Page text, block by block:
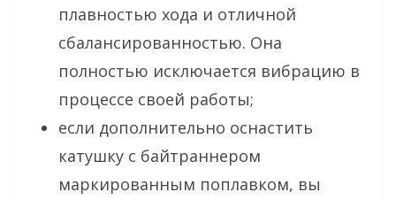
плавностью хода и отличной
сбалансированностью. Она
полностью исключается вибрацию в
процессе своей работы;
если дополнительно оснастить
катушку с байтраннером
маркированным поплавком, вы